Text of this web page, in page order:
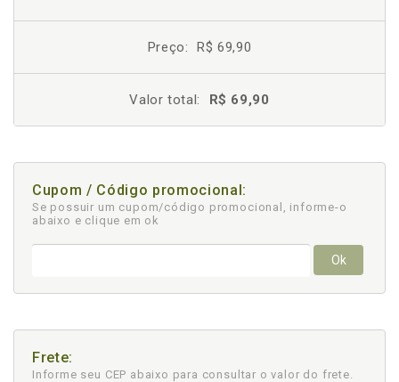
Preço: R$ 69,90
Valor total: R$ 69,90
Cupom / Código promocional:
Se possuir um cupom/código promocional, informe-o
abaixo e clique em ok
Ok
Frete:
Informe seu CEP abaixo para consultar o valor do frete.